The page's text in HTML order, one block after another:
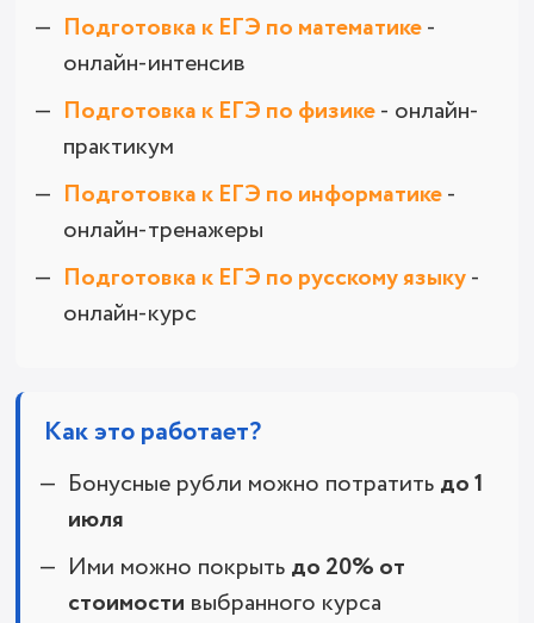
Подготовка к ЕГЭ по математике-
онлайн-интенсив
Подготовка к ЕГЭ по физике- онлайн-
практикум
Подготовка к ЕГЭ по информатике-
онлайн-тренажеры
Подготовка к ЕГЭ по русскому языку-
онлайн-курс
Как это работает?
Бонусные рубли можно потратить до 1
июля
Ими можно покрыть до 20% от
стоимости выбранного курса